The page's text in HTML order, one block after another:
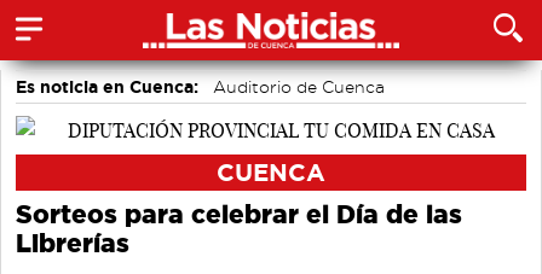
Es noticia en Cuenca: Auditorio de Cuenca
CUENCA
Sorteos para celebrar el Día de las
Librerías